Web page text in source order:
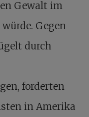
Gewalt im
Gegen
durch
forderten
in Amerika